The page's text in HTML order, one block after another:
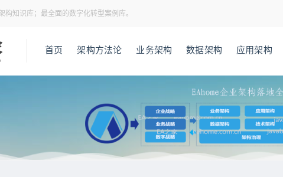
知识库；最全面的数字化转型案例库。
首页 架构方法论 业务架构 数据架构 应用架构